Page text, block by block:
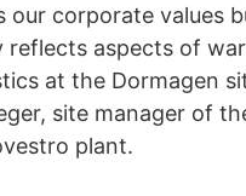
our corporate values
reflects aspects of
at the Dormagen
site manager of
plant.